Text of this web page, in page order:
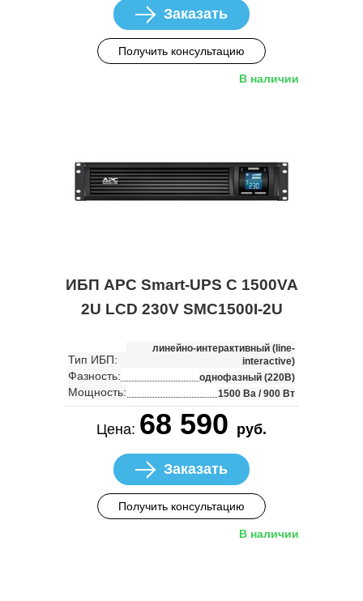
Заказать
Получить консультацию
В наличии
ИБП APC Smart-UPS C 1500VA
2U LCD 230V SMC1500I-2U
Тип ИБП:
линейно-интерактивный (line-
interactive)
Фазность: однофазный (220В)
Мощность: 1500 Ва / 900 Вт
Цена: 68 590 руб.
Заказать
Получить консультацию
В наличии